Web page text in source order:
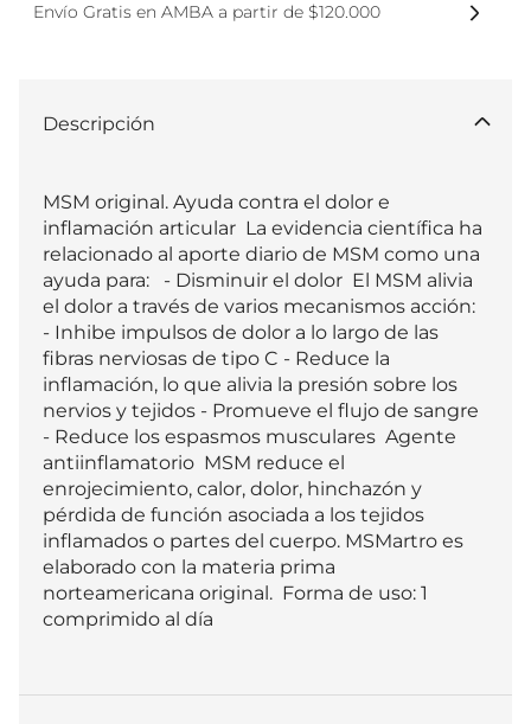
Envío Gratis en AMBA a partir de $120.000
Descripción
MSM original. Ayuda contra el dolor e
inflamación articular  La evidencia científica ha
relacionado al aporte diario de MSM como una
ayuda para:   - Disminuir el dolor  El MSM alivia
el dolor a través de varios mecanismos acción:
- Inhibe impulsos de dolor a lo largo de las
fibras nerviosas de tipo C - Reduce la
inflamación, lo que alivia la presión sobre los
nervios y tejidos - Promueve el flujo de sangre
- Reduce los espasmos musculares  Agente
antiinflamatorio  MSM reduce el
enrojecimiento, calor, dolor, hinchazón y
pérdida de función asociada a los tejidos
inflamados o partes del cuerpo. MSMartro es
elaborado con la materia prima
norteamericana original.  Forma de uso: 1
comprimido al día